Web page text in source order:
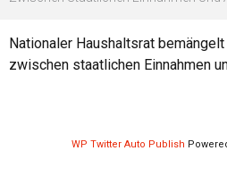
Nationaler Haushaltsrat
zwischen staatlichen Einnahmen
WP Twitter Auto Publish